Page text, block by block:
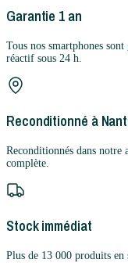
Garantie 1 an
Tous nos smartphones
réactif sous 24 h.
Reconditionné à
Reconditionnés dans notre
complète.
Stock immédiat
Plus de 13 000 produits